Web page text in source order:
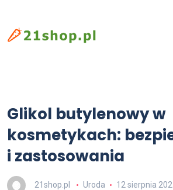
Glikol butylenowy w
kosmetykach:
i zastosowania
21shop.pl Uroda 12 sierpnia